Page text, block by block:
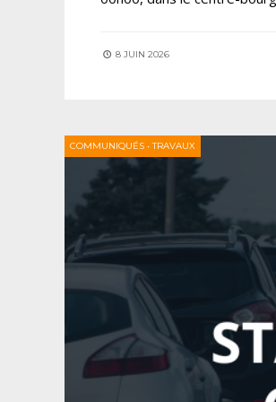
8 JUIN 2026
COMMUNIQUÉS •TRAVAUX